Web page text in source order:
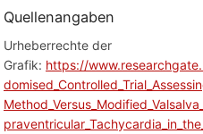
Quellenangaben
Urheberrechte der
Grafik: https://